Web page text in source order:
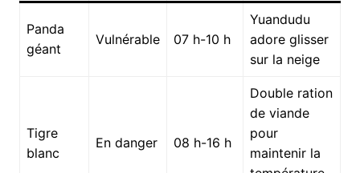
Panda
géant
Vulnérable 07 h-10 h
Yuandudu
adore glisser
sur la neige
Tigre
blanc
En danger 08 h-16 h
Double ration
de viande
pour
maintenir la